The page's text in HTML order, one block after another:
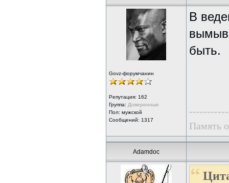
Govz-форумчанин
Репутация: 162
Группа: Доверенные
Пол: мужской
Сообщений: 1317
В
быть.
Память
Adamdoc